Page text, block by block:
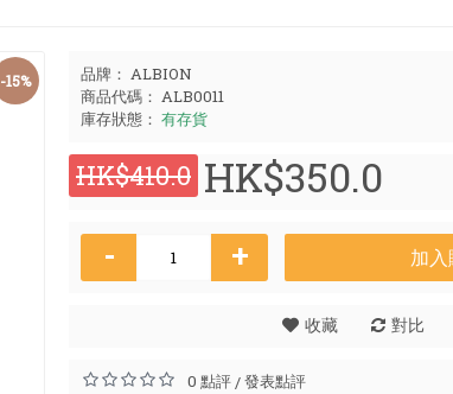
-15% 品牌： ALBION
商品代碼： ALB0011
庫存狀態： 有存貨
HK$410.0 HK$350.0
- + 加
收藏 對比
0 點評/發表點評